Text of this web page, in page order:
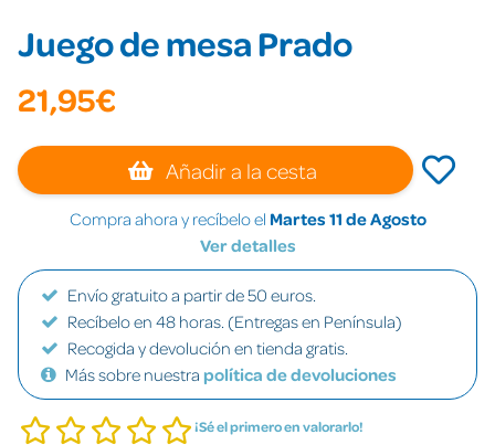
Juego de mesa Prado
21,95€
Añadir a la cesta
Compra ahora y recíbelo el Martes 11 de Agosto
Ver detalles
Envío gratuito a partir de 50 euros.
Recíbelo en 48 horas. (Entregas en Península)
Recogida y devolución en tienda gratis.
Más sobre nuestra política de devoluciones
¡Sé el primero en valorarlo!